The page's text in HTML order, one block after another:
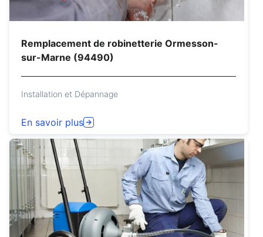
Remplacement de robinetterie Ormesson-
sur-Marne (94490)
Installation et Dépannage
En savoir plus